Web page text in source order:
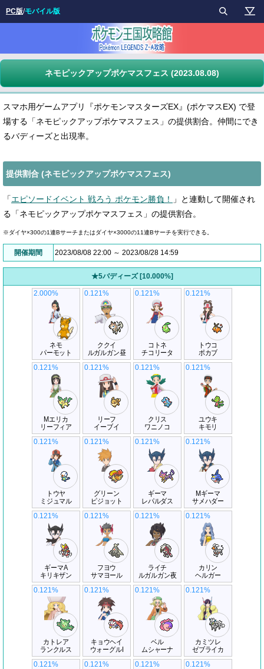
ネモピックアップポケマスフェス (2023.08.08)
スマホ用ゲームアプリ『ポケモンマスターズEX』(ポケマスEX) で登
場する「ネモピックアップポケマスフェス」の提供割合。仲間にでき
るバディーズと出現率。
提供割合 (ネモピックアップポケマスフェス)
「エピソードイベント 戦ろう ポケモン勝負！
」と連動して開催され
る「ネモピックアップポケマスフェス」の提供割合。
※ダイヤ×300の1連Bサーチまたはダイヤ×3000の11連Bサーチを実行できる。
開催期間 2023/08/08 22:00 ～ 2023/08/28 14:59
★5バディーズ [10.000%]
ネモ
パーモット
2.000%
ククイ
ルガルガン昼
0.121%
コトネ
チコリータ
0.121%
トウコ
ポカブ
0.121%
Mエリカ
リーフィア
0.121%
リーフ
イーブイ
0.121%
クリス
ワニノコ
0.121%
ユウキ
キモリ
0.121%
トウヤ
ミジュマル
0.121%
グリーン
ピジョット
0.121%
ギーマ
レパルダス
0.121%
Mギーマ
サメハダー
0.121%
ギーマA
キリキザン
0.121%
フヨウ
サマヨール
0.121%
ライチ
ルガルガン夜
0.121%
カリン
ヘルガー
0.121%
カトレア
ランクルス
0.121%
キョウヘイ
ウォーグルI
0.121%
ベル
ムシャーナ
0.121%
カミツレ
ゼブライカ
0.121%
0.121% 0.121% 0.121% 0.121%
PC版/モバイル版